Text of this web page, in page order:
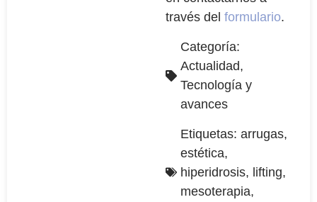
través del formulario.
Categoría:
Actualidad,
Tecnología y
avances
Etiquetas: arrugas,
estética,
hiperidrosis, lifting,
mesoterapia,